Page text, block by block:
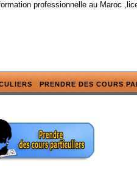
professionnelle au Maroc
PRENDRE DES COURS